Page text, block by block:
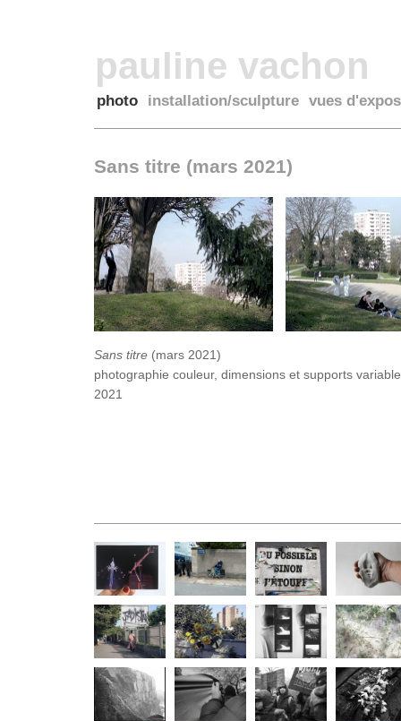
pauline vachon
photo installation/sculpture vues
Sans titre (mars 2021)
Sans titre (mars 2021)
photographie couleur, dimensions et supports
2021
Vœux 23 !
Bd des
Invalides
Montreuil
Jardins à
défendre
Les jardins
ouvriers des
Vertus
d'Aubervilliers
Droit Debout
Gauche
Engluer